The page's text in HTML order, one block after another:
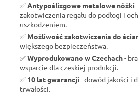
✅ Antypoślizgowe metalowe nóżki
zakotwiczenia regału do podłogi i
uszkodzeniem.
✅ Możliwość zakotwiczenia do
większego bezpieczeństwa.
✅Wyprodukowano w Czechach-
wsparcie dla czeskiej produkcji.
✅ 10 lat gwarancji - dowód jakości i
trwałości.